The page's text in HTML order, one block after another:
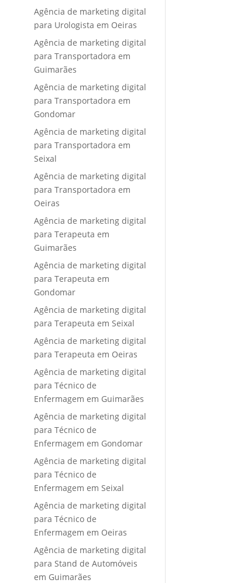
Agência de marketing digital
para Urologista em Oeiras
Agência de marketing digital
para Transportadora em
Guimarães
Agência de marketing digital
para Transportadora em
Gondomar
Agência de marketing digital
para Transportadora em
Seixal
Agência de marketing digital
para Transportadora em
Oeiras
Agência de marketing digital
para Terapeuta em
Guimarães
Agência de marketing digital
para Terapeuta em
Gondomar
Agência de marketing digital
para Terapeuta em Seixal
Agência de marketing digital
para Terapeuta em Oeiras
Agência de marketing digital
para Técnico de
Enfermagem em Guimarães
Agência de marketing digital
para Técnico de
Enfermagem em Gondomar
Agência de marketing digital
para Técnico de
Enfermagem em Seixal
Agência de marketing digital
para Técnico de
Enfermagem em Oeiras
Agência de marketing digital
para Stand de Automóveis
em Guimarães